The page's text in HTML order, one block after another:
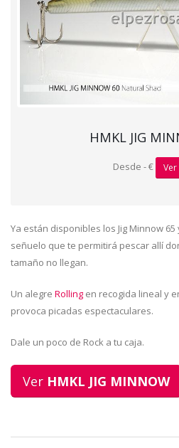
HMKL JIG
Desde - € Ver
Ya están disponibles los Jig Minnow 65
señuelo que te permitirá pescar allí
tamaño no llegan.
Un alegre Rolling en recogida lineal y
provoca picadas espectaculares.
Dale un poco de Rock a tu caja.
Ver HMKL JIG MINNOW